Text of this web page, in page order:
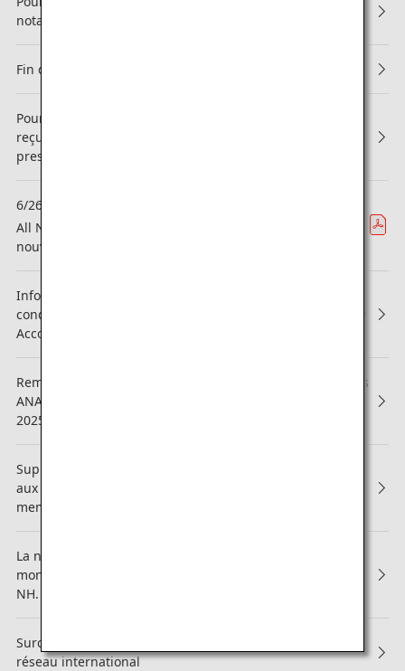
notation avec 5 étoiles !
Fin du système des Points de surclassement
Pour la deuxième année consécutive, le Groupe ANA a
reçu le prix « WORLD CLASS », la distinction la plus
prestigieuse de l'organisation APEX !
6/26
All Nippon Airways hisse sa Classe Affaires vers de
nouveau sommets avec « THE Room FX »
Informations sur les modifications apportées aux
conditions générales du service ANA Mileage Club Family
Account
Remaniement partiel des services réservés aux adhérents
ANA Mileage Club (Dernière mise à jour : 3 septembre
2025)
Suppression des agendas, calendriers et carnets offerts
aux membres des services Diamond et Platinum et aux
membres Super Flyers
La nouvelle vidéo à bord sur la sécurité a déjà été
montrée sur les appareils "Pikachu Jet NH" et "Eevee Jet
NH.
Surcharge carburant et surcharge assurance sur le
réseau international